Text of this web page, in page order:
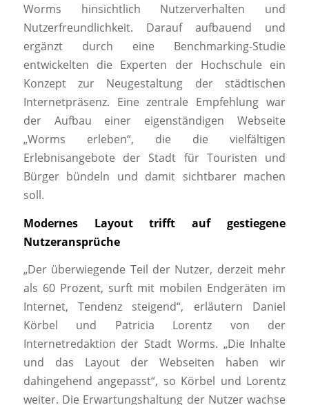
Worms hinsichtlich Nutzerverhalten und
Nutzerfreundlichkeit. Darauf aufbauend und
ergänzt durch eine Benchmarking-Studie
entwickelten die Experten der Hochschule ein
Konzept zur Neugestaltung der städtischen
Internetpräsenz. Eine zentrale Empfehlung war
der Aufbau einer eigenständigen Webseite
„Worms erleben“, die die vielfältigen
Erlebnisangebote der Stadt für Touristen und
Bürger bündeln und damit sichtbarer machen
soll.
Modernes Layout trifft auf gestiegene
Nutzeransprüche
„Der überwiegende Teil der Nutzer, derzeit mehr
als 60 Prozent, surft mit mobilen Endgeräten im
Internet, Tendenz steigend“, erläutern Daniel
Körbel und Patricia Lorentz von der
Internetredaktion der Stadt Worms. „Die Inhalte
und das Layout der Webseiten haben wir
dahingehend angepasst“, so Körbel und Lorentz
weiter. Die Erwartungshaltung der Nutzer wachse